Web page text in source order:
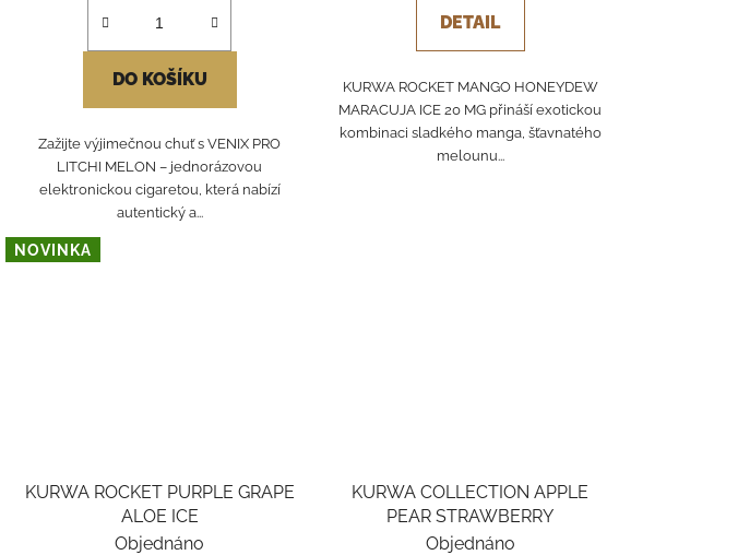
DO KOŠÍKU
Zažijte výjimečnou chuť s VENIX PRO
LITCHI MELON – jednorázovou
elektronickou cigaretou, která nabízí
autentický a...
DETAIL
KURWA ROCKET MANGO HONEYDEW
MARACUJA ICE 20 MG přináší exotickou
kombinaci sladkého manga, šťavnatého
melounu...
NOVINKA
KURWA ROCKET PURPLE GRAPE
ALOE ICE
Objednáno
KURWA COLLECTION APPLE
PEAR STRAWBERRY
Objednáno